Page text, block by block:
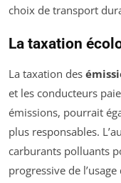
choix de transport
La taxation
La taxation des
et les conducteurs
émissions, pourrait
plus responsables.
carburants polluants
progressive de